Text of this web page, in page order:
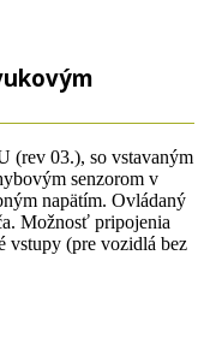
(rev 03.), so vstavaným
senzorom v
napätím. Ovládaný
Možnosť pripojenia
vstupy (pre vozidlá bez